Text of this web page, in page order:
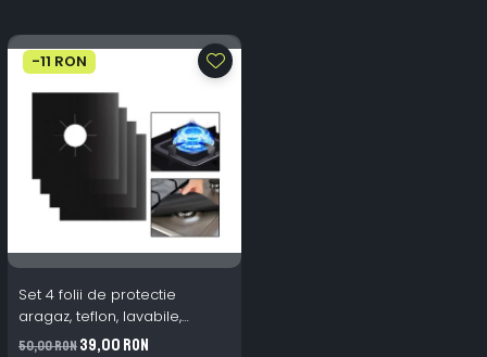
-11 RON
Set 4 folii de protectie
aragaz, teflon, lavabile,
reutilizabile, Negru/Gri
50,00 RON39,00 RON